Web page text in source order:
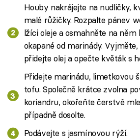
Houby nakrájejte na nudličky,
malé růžičky. Rozpalte pánev
lžíci oleje a osmahněte na
okapané od marinády.
přidejte olej a opečte květák s
Přidejte marinádu, limetkovou
tofu. Společně krátce zvolna
koriandru, okořeňte čerstvě
případně dosolte.
Podávejte s jasmínovou rýží.